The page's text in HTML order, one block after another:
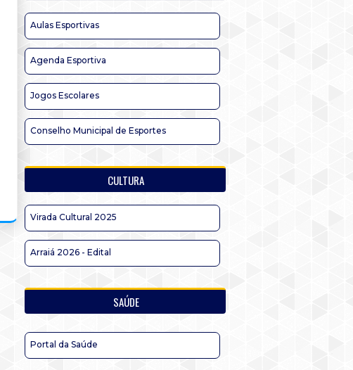
Aulas Esportivas
Agenda Esportiva
Jogos Escolares
Conselho Municipal de Esportes
CULTURA
Virada Cultural 2025
Arraiá 2026 - Edital
SAÚDE
Portal da Saúde